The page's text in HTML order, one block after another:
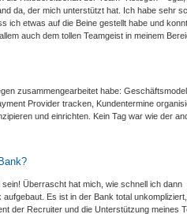
da, der mich unterstützt hat. Ich habe sehr
ich etwas auf die Beine gestellt habe und
auch dem tollen Teamgeist in meinem
zusammengearbeitet habe:
Provider tracken, Kundentermine
und einrichten. Kein Tag war wie der
Überrascht hat mich, wie schnell ich dann
Es ist in der Bank total unkompliziert,
der Recruiter und die Unterstützung meines